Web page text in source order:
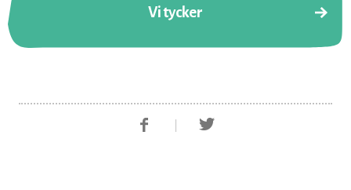
Vi tycker